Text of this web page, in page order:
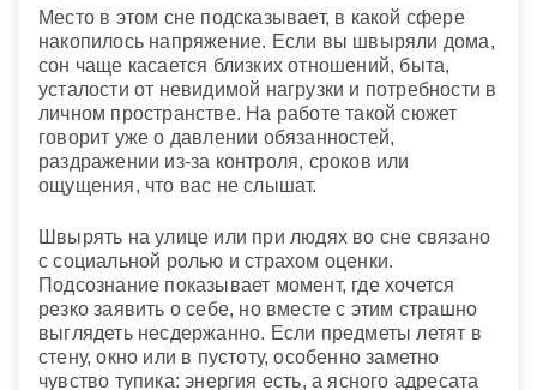
Место в этом сне подсказывает, в какой сфере
накопилось напряжение. Если вы швыряли дома,
сон чаще касается близких отношений, быта,
усталости от невидимой нагрузки и потребности в
личном пространстве. На работе такой сюжет
говорит уже о давлении обязанностей,
раздражении из-за контроля, сроков или
ощущения, что вас не слышат.
Швырять на улице или при людях во сне связано
с социальной ролью и страхом оценки.
Подсознание показывает момент, где хочется
резко заявить о себе, но вместе с этим страшно
выглядеть несдержанно. Если предметы летят в
стену, окно или в пустоту, особенно заметно
чувство тупика: энергия есть, а ясного адресата